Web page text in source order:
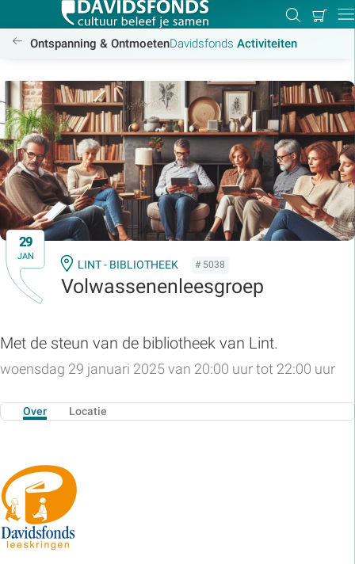
Zoeken
Mijn
/activiteiten
Ontspanning & OntmoetenDavidsfonds Activiteiten
29
JAN
LINT - BIBLIOTHEEK # 5038
Volwassenenleesgroep
Met de steun van de bibliotheek van Lint.
woensdag 29 januari 2025 van 20:00 uur tot 22:00 uur
Over Locatie
Zoek:
Zoeken